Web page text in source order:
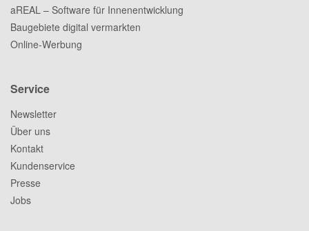
aREAL – Software für Innenentwicklung
Baugebiete digital vermarkten
Online-Werbung
Service
Newsletter
Über uns
Kontakt
Kundenservice
Presse
Jobs